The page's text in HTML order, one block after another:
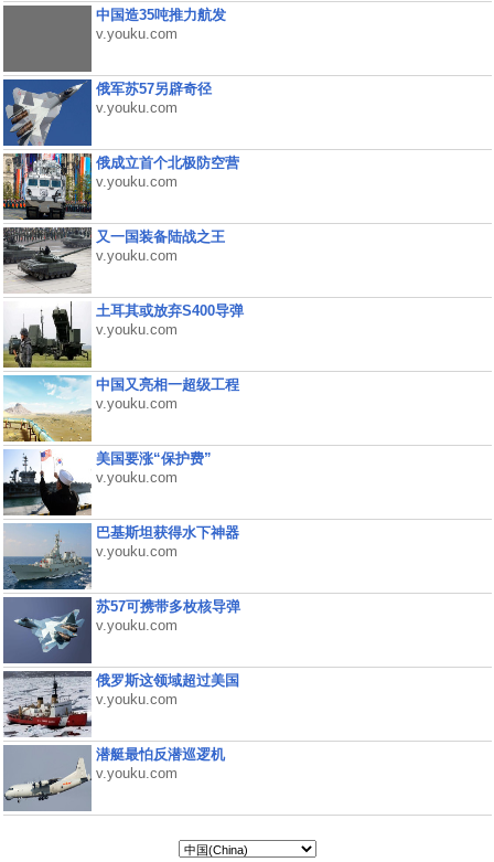
中国造35吨推力航发
v.youku.com
俄军苏57另辟奇径
v.youku.com
俄成立首个北极防空营
v.youku.com
又一国装备陆战之王
v.youku.com
土耳其或放弃S400导弹
v.youku.com
中国又亮相一超级工程
v.youku.com
美国要涨“保护费”
v.youku.com
巴基斯坦获得水下神器
v.youku.com
苏57可携带多枚核导弹
v.youku.com
俄罗斯这领域超过美国
v.youku.com
潜艇最怕反潜巡逻机
v.youku.com